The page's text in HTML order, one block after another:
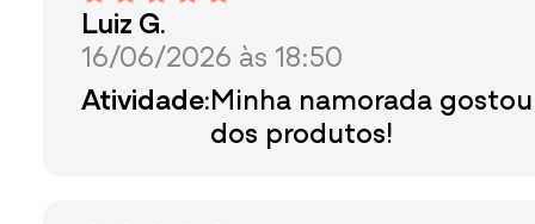
Luiz G.
16/06/2026 às 18:50
Atividade:Minha namorada
dos produtos!